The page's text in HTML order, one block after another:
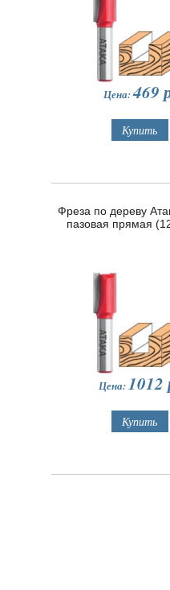
Цена:469
Фреза по дереву
пазовая прямая
Цена:1012